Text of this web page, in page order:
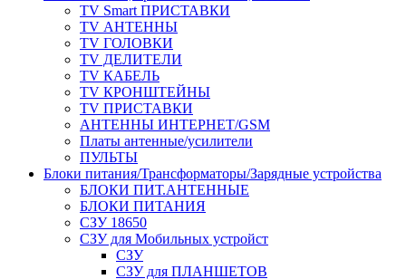
TV Smart ПРИСТАВКИ
TV АНТЕННЫ
TV ГОЛОВКИ
TV ДЕЛИТЕЛИ
TV КАБЕЛЬ
TV КРОНШТЕЙНЫ
TV ПРИСТАВКИ
АНТЕННЫ ИНТЕРНЕТ/GSM
Платы антенные/усилители
ПУЛЬТЫ
Блоки питания/Трансформаторы/Зарядные устройства
БЛОКИ ПИТ.АНТЕННЫЕ
БЛОКИ ПИТАНИЯ
СЗУ 18650
СЗУ для Мобильных устройст
СЗУ
СЗУ для ПЛАНШЕТОВ